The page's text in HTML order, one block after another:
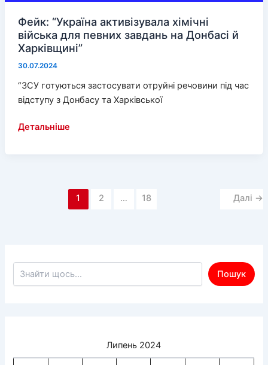
Фейк: “Україна активізувала хімічні
війська для певних завдань на Донбасі й
Харківщині”
30.07.2024
“ЗСУ готуються застосувати отруйні речовини під час
відступу з Донбасу та Харківської
Фейк:
й
Харківщині”
Детальніше
1 2 … 18 Далі →
Пошук по сайту
Пошук
Липень 2024